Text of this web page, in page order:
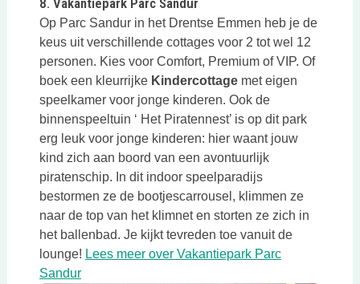
Op Parc Sandur in het Drentse Emmen heb je de
keus uit verschillende cottages voor 2 tot wel 12
personen. Kies voor Comfort, Premium of VIP. Of
boek een kleurrijke Kindercottagemet eigen
speelkamer voor jonge kinderen. Ook de
binnenspeeltuin ‘ Het Piratennest’ is op dit park
erg leuk voor jonge kinderen: hier waant jouw
kind zich aan boord van een avontuurlijk
piratenschip. In dit indoor speelparadijs
bestormen ze de bootjescarrousel, klimmen ze
naar de top van het klimnet en storten ze zich in
het ballenbad. Je kijkt tevreden toe vanuit de
lounge! Lees meer over Vakantiepark Parc
SandurDeze link opent in een nieuwe tab